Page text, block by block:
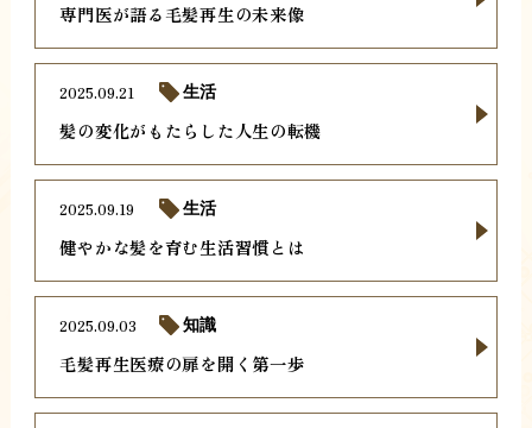
専門医が語る毛髪再生の未来像
髪の変化がもたらした人生の転機
2025.09.21 生活
健やかな髪を育む生活習慣とは
2025.09.19 生活
毛髪再生医療の扉を開く第一歩
2025.09.03 知識